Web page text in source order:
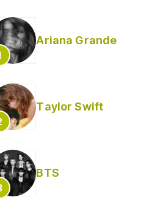
Ariana Grande
Taylor Swift
BTS